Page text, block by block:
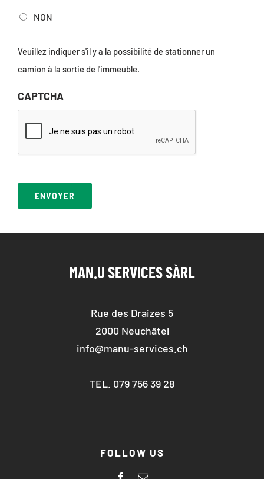
NON
Veuillez indiquer s'il y a la possibilité de stationner un
camion à la sortie de l'immeuble.
CAPTCHA
ENVOYER
MAN.U SERVICES SÀRL
Rue des Draizes 5
2000 Neuchâtel
info@manu-services.ch
TEL. 079 756 39 28
FOLLOW US